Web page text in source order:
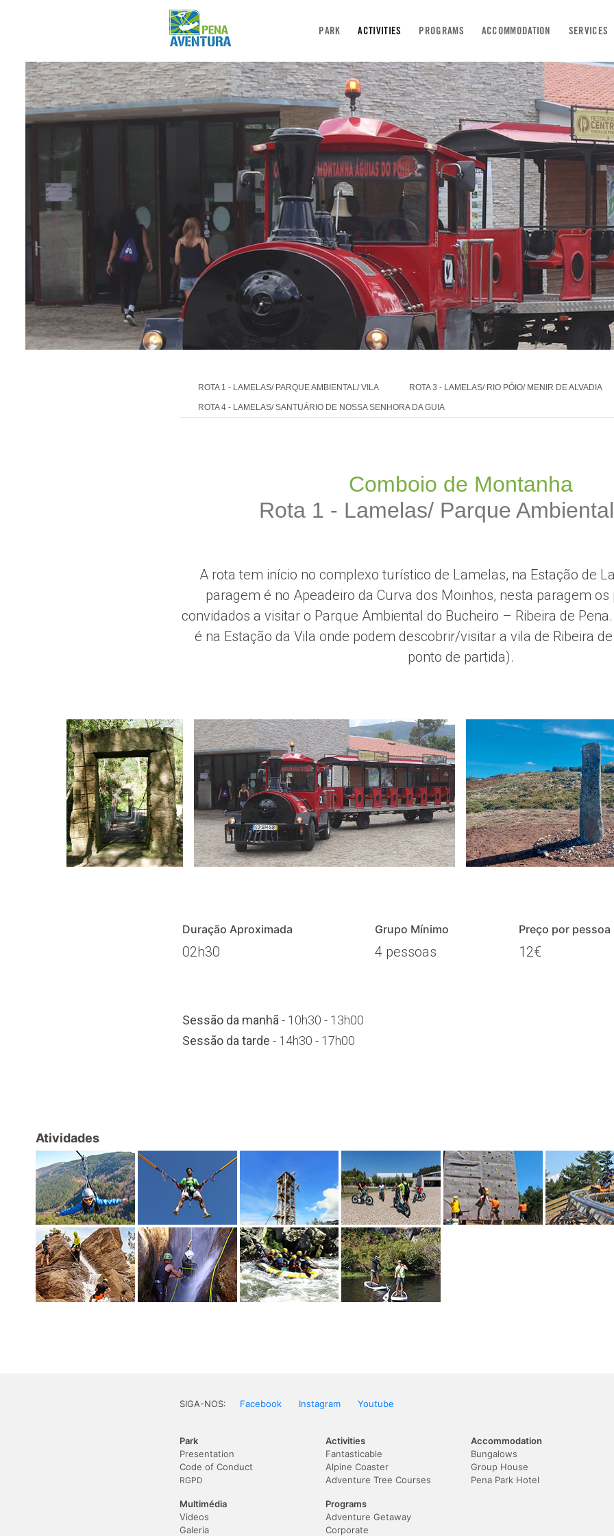
PARK ACTIVITIES PROGRAMS ACCOMMODATION SERVICES
ROTA 1 - LAMELAS/ PARQUE AMBIENTAL/ VILA ROTA 3 - LAMELAS/ RIO PÓIO/ MENIR DE ALVADIA
ROTA 4 - LAMELAS/ SANTUÁRIO DE NOSSA SENHORA DA GUIA
Comboio de Montanha
Rota 1 - Lamelas/ Parque
A rota tem início no complexo turístico de Lamelas, na Estação de
paragem é no Apeadeiro da Curva dos Moinhos, nesta paragem
convidados a visitar o Parque Ambiental do Bucheiro – Ribeira de
é na Estação da Vila onde podem descobrir/visitar a vila de Ribeira
ponto de partida).
Duração Aproximada
02h30
Grupo Mínimo
4 pessoas
Preço por pessoa
12€
Sessão da manhã - 10h30 - 13h00
Sessão da tarde - 14h30 - 17h00
Atividades
SIGA-NOS: Facebook Instagram Youtube
Park
Presentation
Code of Conduct
RGPD
Multimédia
Videos
Galeria
Activities
Fantasticable
Alpine Coaster
Adventure Tree Courses
Programs
Adventure Getaway
Corporate
Accommodation
Bungalows
Group House
Pena Park Hotel